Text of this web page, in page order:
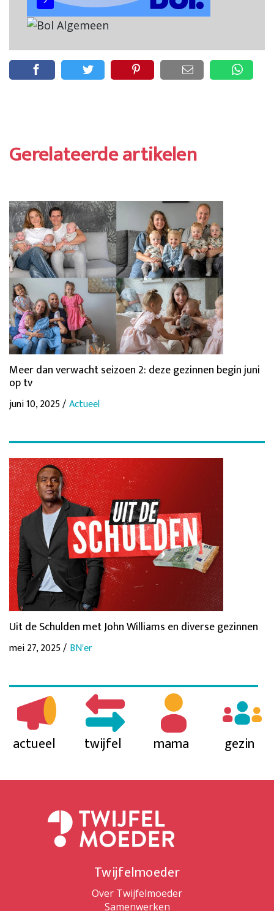
Gerelateerde artikelen
Meer dan verwacht seizoen 2: deze gezinnen begin juni
op tv
juni 10, 2025 /Actueel
Uit de Schulden met John Williams en diverse gezinnen
mei 27, 2025 / BN'er
actueel twijfel mama gezin
Twijfelmoeder
Over Twijfelmoeder
Samenwerken